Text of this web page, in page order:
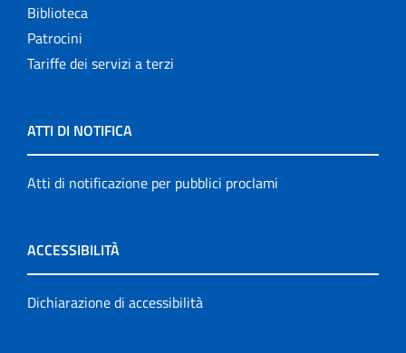
Biblioteca
Patrocini
Tariffe dei servizi a terzi
ATTI DI NOTIFICA
Atti di notificazione per pubblici proclami
ACCESSIBILITÀ
Dichiarazione di accessibilità